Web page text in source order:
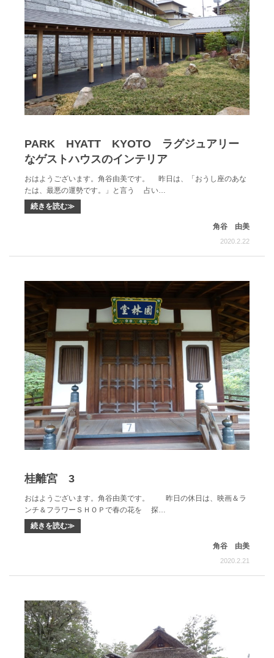
PARK HYATT KYOTO ラグジュアリー
なゲストハウスのインテリア
おはようございます。角谷由美です。 昨日は、「おうし座のあな
たは、最悪の運勢です。」と言う 占い…
続きを読む≫
角谷 由美
2020.2.22
桂離宮 3
おはようございます。角谷由美です。 昨日の休日は、映画＆ラ
ンチ＆フラワーＳＨＯＰで春の花を 探…
続きを読む≫
角谷 由美
2020.2.21